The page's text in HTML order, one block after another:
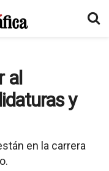
al
y
en la carrera